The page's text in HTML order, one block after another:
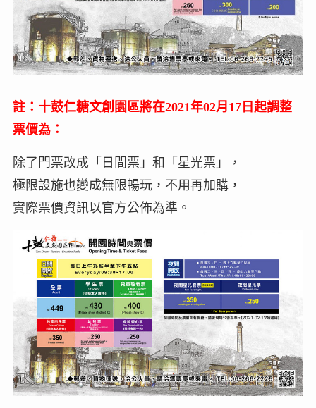
註：十鼓仁糖文創園區將在2021年02月17日起調整
票價為：
除了門票改成「日間票」和「星光票」，
極限設施也變成無限暢玩，不用再加購，
實際票價資訊以官方公佈為準。